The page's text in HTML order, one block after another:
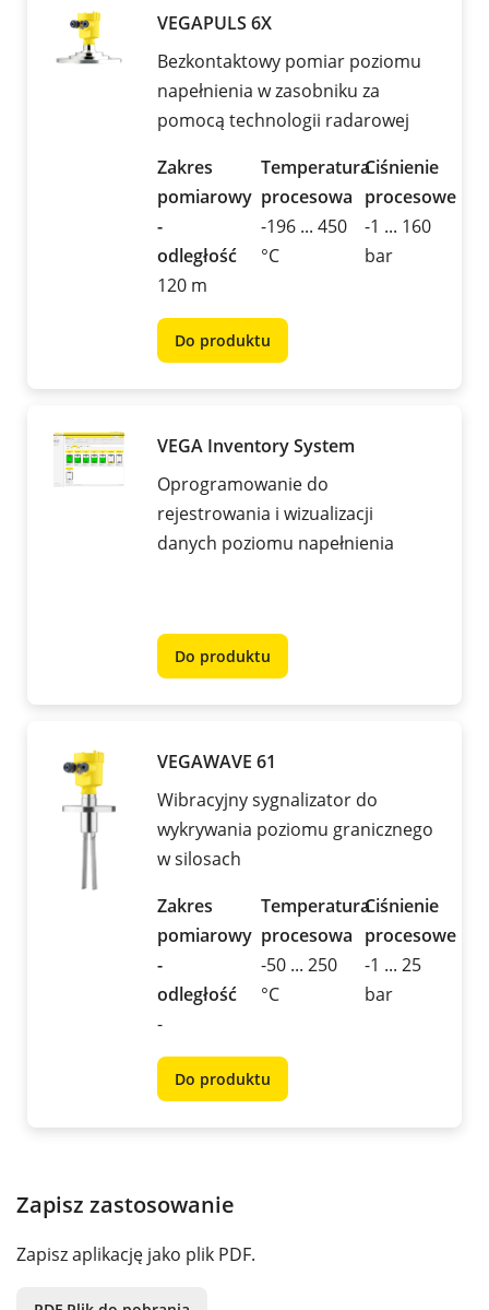
VEGAPULS 6X
Bezkontaktowy pomiar poziomu
napełnienia w zasobniku za
pomocą technologii radarowej
Zakres
pomiarowy
-
odległość
120 m
Temperatura
procesowa
-196 ... 450
°C
Ciśnienie
procesowe
-1 ... 160
bar
Do produktu
VEGA Inventory System
Oprogramowanie do
rejestrowania i wizualizacji
danych poziomu napełnienia
Do produktu
VEGAWAVE 61
Wibracyjny sygnalizator do
wykrywania poziomu granicznego
w silosach
Zakres
pomiarowy
-
odległość
-
Temperatura
procesowa
-50 ... 250
°C
Ciśnienie
procesowe
-1 ... 25
bar
Do produktu
Zapisz zastosowanie
Zapisz aplikację jako plik PDF.